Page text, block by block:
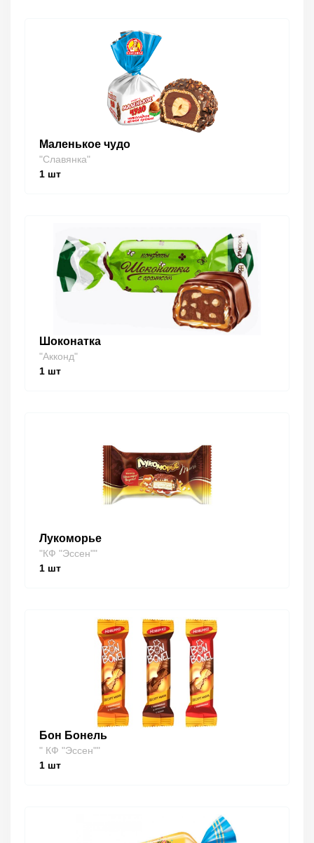
Маленькое чудо
"Славянка"
1 шт
Шоконатка
"Акконд"
1 шт
Лукоморье
"КФ "Эссен""
1 шт
Бон Бонель
" КФ "Эссен""
1 шт